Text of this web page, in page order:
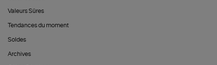
Valeurs Sûres
Tendances du moment
Soldes
Archives